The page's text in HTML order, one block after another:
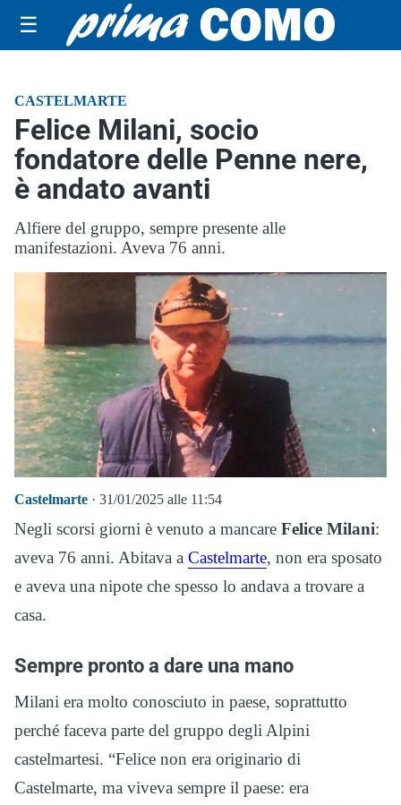
☰
CASTELMARTE
Felice Milani, socio
fondatore delle Penne nere,
è andato avanti
Alfiere del gruppo, sempre presente alle
manifestazioni. Aveva 76 anni.
Castelmarte · 31/01/2025 alle 11:54
Negli scorsi giorni è venuto a mancare Felice Milani:
aveva 76 anni. Abitava a Castelmarte, non era sposato
e aveva una nipote che spesso lo andava a trovare a
casa.
Sempre pronto a dare una mano
Milani era molto conosciuto in paese, soprattutto
perché faceva parte del gruppo degli Alpini
castelmartesi. “Felice non era originario di
Castelmarte, ma viveva sempre il paese: era